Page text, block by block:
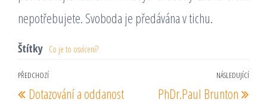
nepotřebujete. Svoboda je předávána v tichu.
Štítky Co je to osvícení?
Navigace
pro
Předchozí
příspěvek
PŘEDCHOZÍ
Dotazování a oddanost
NÁSLEDUJÍCÍ
PhDr.Paul Brunton